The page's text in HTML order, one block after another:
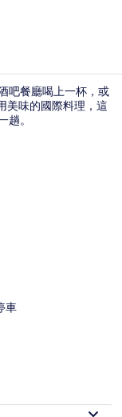
吧餐廳喝上一杯，或
美味的國際料理，這
。
車